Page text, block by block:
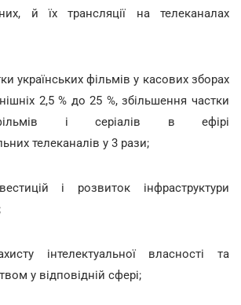
й їх трансляції на телеканалах
українських фільмів у касових зборах
2,5 % до 25 %, збільшення частки
фільмів і серіалів в ефірі
телеканалів у 3 рази;
і розвиток інфраструктури
інтелектуальної власності та
у відповідній сфері;